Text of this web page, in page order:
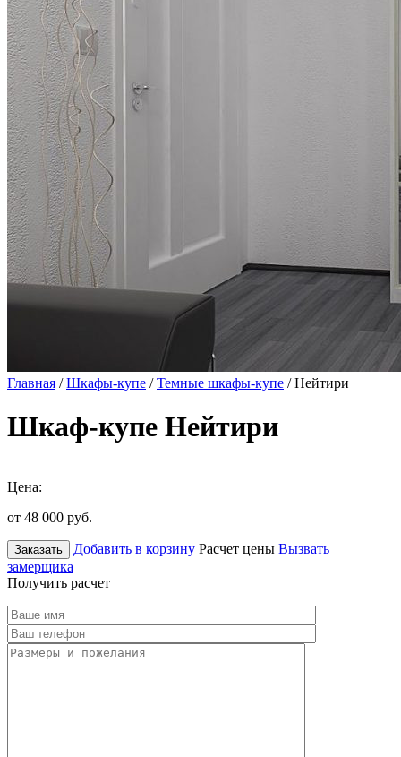
Главная /Шкафы-купе /Темные шкафы-купе / Нейтири
Шкаф-купе Нейтири
Цена:
от 48 000 руб.
Заказать Добавить в корзину Расчет цены Вызвать
замерщика
Получить расчет